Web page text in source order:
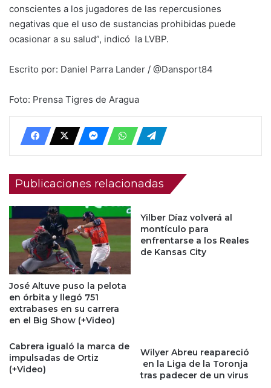
conscientes a los jugadores de las repercusiones
negativas que el uso de sustancias prohibidas puede
ocasionar a su salud”, indicó la LVBP.
Escrito por: Daniel Parra Lander / @Dansport84
Foto: Prensa Tigres de Aragua
Publicaciones relacionadas
José Altuve puso la pelota
en órbita y llegó 751
extrabases en su carrera
en el Big Show (+Video)
Yilber Díaz volverá al
montículo para
enfrentarse a los Reales
de Kansas City
Cabrera igualó la marca de
impulsadas de Ortiz
(+Video)
Wilyer Abreu reapareció
en la Liga de la Toronja
tras padecer de un virus